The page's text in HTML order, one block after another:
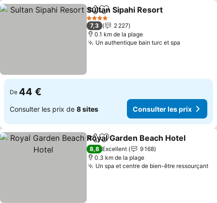
PartagerAjouter à mes favoris
Sultan Sipahi Resort
4 Étoiles
7,3
2 227
0.1 km de la plage
Un authentique bain turc et spa
De 44 €
Consulter les prix de 8 sites Consulter les prix
PartagerAjouter à mes favoris
Royal Garden Beach Hotel
8,8 Excellent
9 168
0.3 km de la plage
Un spa et centre de bien-être ressourçant